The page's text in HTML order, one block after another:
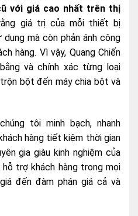
với giá cao nhất trên thị
giá trị của mỗi thiết bị
mà còn phản ánh công
hàng. Vì vậy, Quang Chiến
và chính xác từng loại
bột đến máy chia bột và
tôi minh bạch, nhanh
hàng tiết kiệm thời gian
gia giàu kinh nghiệm của
trợ khách hàng trong mọi
đến đàm phán giá cả và